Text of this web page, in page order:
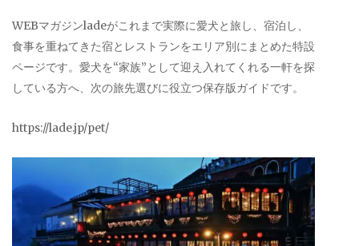
WEBマガジンladeがこれまで実際に愛犬と旅し、宿泊し、
食事を重ねてきた宿とレストランをエリア別にまとめた特設
ページです。愛犬を“家族”として迎え入れてくれる一軒を探
している方へ、次の旅先選びに役立つ保存版ガイドです。
https://lade.jp/pet/